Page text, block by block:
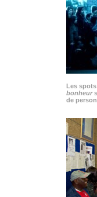
Les
bonheur
de